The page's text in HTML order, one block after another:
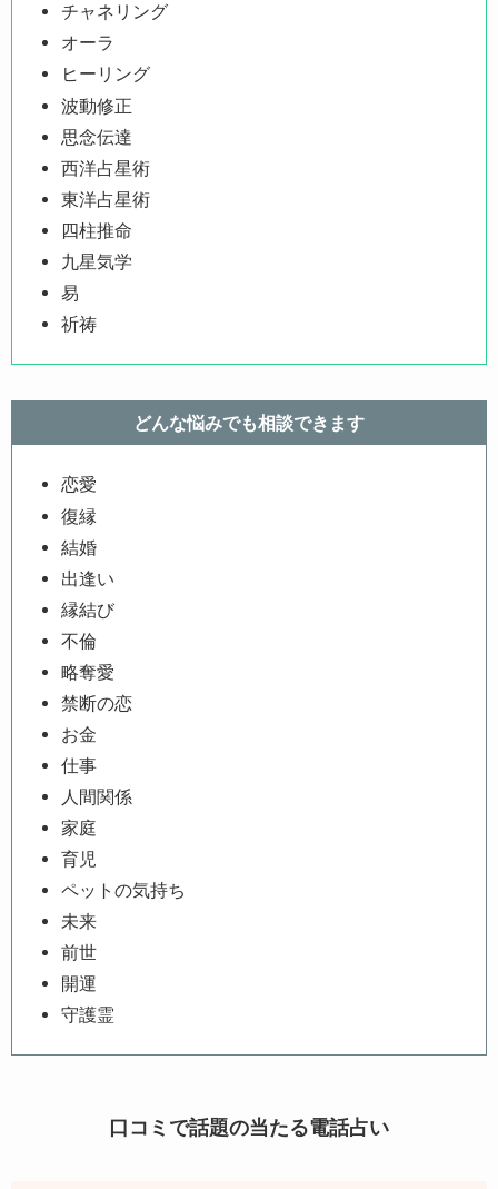
チャネリング
オーラ
ヒーリング
波動修正
思念伝達
西洋占星術
東洋占星術
四柱推命
九星気学
易
祈祷
どんな悩みでも相談できます
恋愛
復縁
結婚
出逢い
縁結び
不倫
略奪愛
禁断の恋
お金
仕事
人間関係
家庭
育児
ペットの気持ち
未来
前世
開運
守護霊
口コミで話題の当たる電話占い